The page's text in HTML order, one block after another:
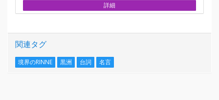
詳細
関連タグ
境界のRINNE 黒洲 台詞 名言